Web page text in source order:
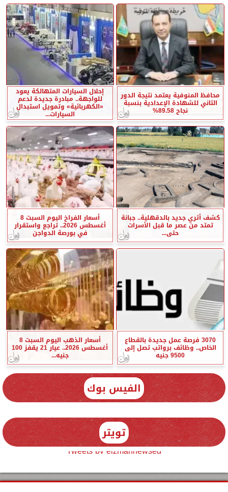
محافظ المنوفية يعتمد نتيجة الدور
الثاني للشهادة الإعدادية بنسبة
نجاح 89.58%
إحلال السيارات المتهالكة يعود
للواجهة.. مبادرة جديدة لدعم
«الكهربائية» وتمويل استبدال
السيارات...
كشف أثري جديد بالدقهلية.. جبانة
تمتد من عصر ما قبل الأسرات
حتى...
أسعار الفراخ اليوم السبت 8
أغسطس 2026.. تراجع واستقرار
في بورصة الدواجن
3070 فرصة عمل جديدة بالقطاع
الخاص.. وظائف برواتب تصل إلى
9500 جنيه
أسعار الذهب اليوم السبت 8
أغسطس 2026.. عيار 21 يقفز 100
جنيه...
الفيس بوك
تويتر
Tweets by elzmannewseg